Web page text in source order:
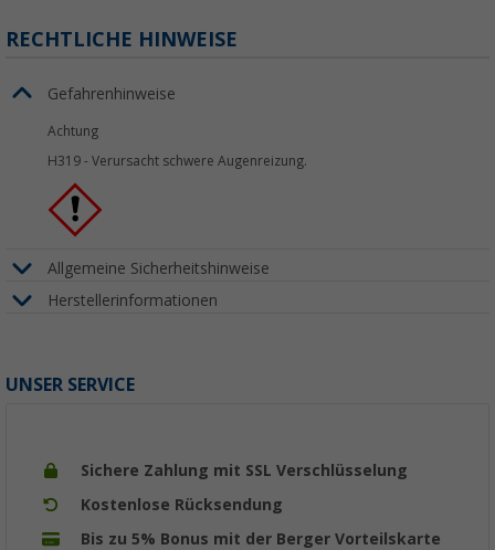
RECHTLICHE HINWEISE
Gefahrenhinweise
Achtung
H319 - Verursacht schwere Augenreizung.
Allgemeine Sicherheitshinweise
Herstellerinformationen
UNSER SERVICE
Sichere Zahlung mit SSL Verschlüsselung
Kostenlose Rücksendung
Bis zu 5% Bonus mit der Berger Vorteilskarte